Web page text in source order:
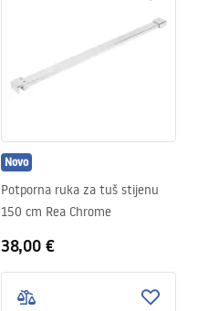
Novo
Potporna ruka za tuš stijenu
150 cm Rea Chrome
38,00 €